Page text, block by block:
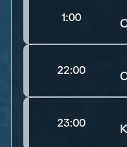
1:00
22:00
23:00